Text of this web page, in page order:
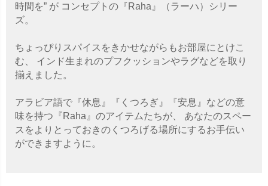
時間を” が コンセプトの『Raha』（ラーハ）シリー
ズ。
ちょっぴりスパイスをきかせながらもお部屋にとけこ
む、 インド生まれのプフクッションやラグなどを取り
揃えました。
アラビア語で『休息』『くつろぎ』『安息』などの意
味を持つ『Raha』のアイテムたちが、 あなたのスペー
スをよりとっておきのくつろげる場所にするお手伝い
ができますように。